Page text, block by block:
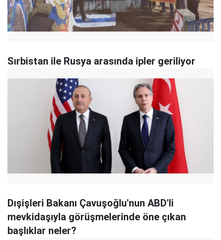
Sırbistan ile Rusya arasında ipler geriliyor
Dışişleri Bakanı Çavuşoğlu'nun ABD'li
mevkidaşıyla görüşmelerinde öne çıkan
başlıklar neler?